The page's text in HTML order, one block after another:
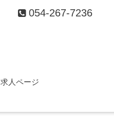
054-267-7236
求人ページ